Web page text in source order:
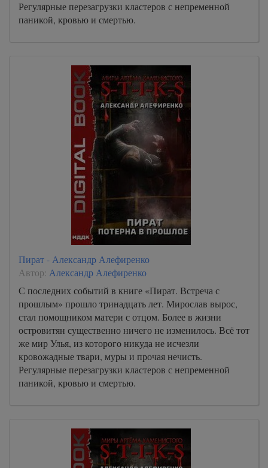
Регулярные перезагрузки кластеров с непременной
паникой, кровью и смертью.
Пират - Александр Алефиренко
Автор: Александр Алефиренко
С последних событий в книге «Пират. Встреча с
прошлым» прошло тринадцать лет. Мирослав вырос,
стал помощником матери с отцом. Более в жизни
островитян существенно ничего не изменилось. Всё тот
же мир Улья, из которого никуда не исчезли
кровожадные твари, муры и прочая нечисть.
Регулярные перезагрузки кластеров с непременной
паникой, кровью и смертью.